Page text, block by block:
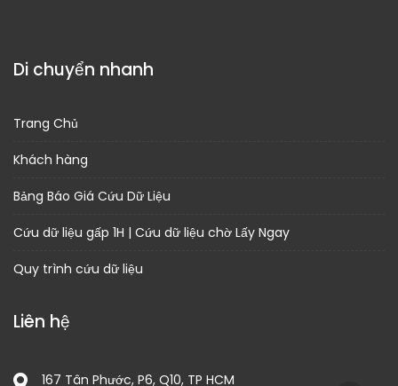
Di chuyển nhanh
Trang Chủ
Khách hàng
Bảng Báo Giá Cứu Dữ Liệu
Cứu dữ liệu gấp 1H | Cứu dữ liệu chờ Lấy Ngay
Quy trình cứu dữ liệu
Liên hệ
167 Tân Phước, P6, Q10, TP HCM